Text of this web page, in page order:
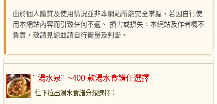
由於個人體質及使用情況並非本網站所能完全掌握，若因自行使
用本網站內容而引致任何不適、 損害或損失，本網站及作者概不
負責，敬請見諒並請自行衡量及判斷。
" 湯水泉" ~400 款湯水食譜任選擇
往下拉出湯水食譜分類選擇 ：